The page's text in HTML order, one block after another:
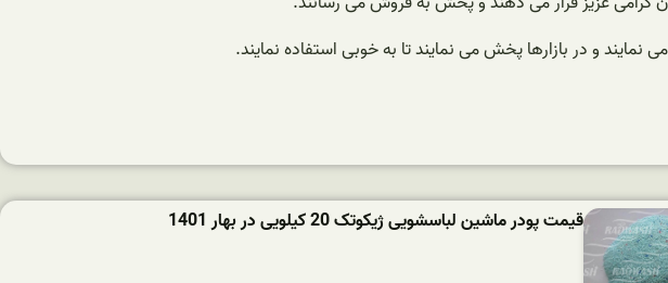
و در بازارها پخش می نمایند تا به خوبی استفاده نمایند.
قیمت پودر ماشین لباسشویی ژیکوتک 20 کیلویی در بهار 1401